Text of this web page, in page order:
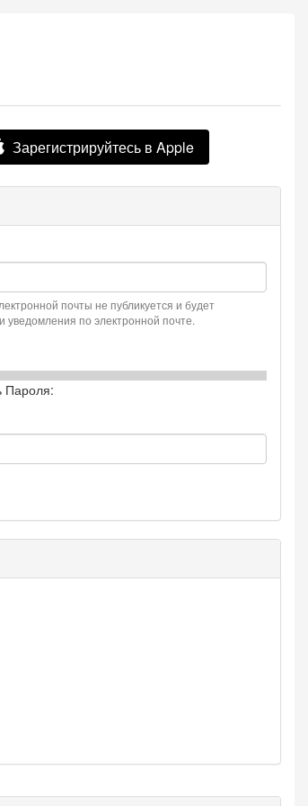
Зарегистрируйтесь в Apple
почты не публикуется и будет
уведомления по электронной почте.
Пароля: